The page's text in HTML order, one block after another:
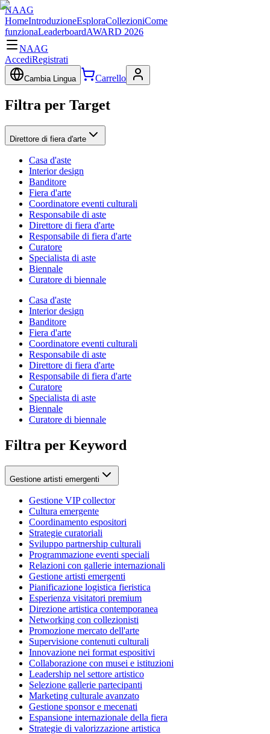
NAAG
HomeIntroduzioneEsploraCollezioniCome
funzionaLeaderboardAWARD 2026
NAAG
AccediRegistrati
Cambia Lingua Carrello
Filtra per Target
Direttore di fiera d'arte
Casa d'aste
Interior design
Banditore
Fiera d'arte
Coordinatore eventi culturali
Responsabile di aste
Direttore di fiera d'arte
Responsabile di fiera d'arte
Curatore
Specialista di aste
Biennale
Curatore di biennale
Casa d'aste
Interior design
Banditore
Fiera d'arte
Coordinatore eventi culturali
Responsabile di aste
Direttore di fiera d'arte
Responsabile di fiera d'arte
Curatore
Specialista di aste
Biennale
Curatore di biennale
Filtra per Keyword
Gestione artisti emergenti
Gestione VIP collector
Cultura emergente
Coordinamento espositori
Strategie curatoriali
Sviluppo partnership culturali
Programmazione eventi speciali
Relazioni con gallerie internazionali
Gestione artisti emergenti
Pianificazione logistica fieristica
Esperienza visitatori premium
Direzione artistica contemporanea
Networking con collezionisti
Promozione mercato dell'arte
Supervisione contenuti culturali
Innovazione nei format espositivi
Collaborazione con musei e istituzioni
Leadership nel settore artistico
Selezione gallerie partecipanti
Marketing culturale avanzato
Gestione sponsor e mecenati
Espansione internazionale della fiera
Strategie di valorizzazione artistica